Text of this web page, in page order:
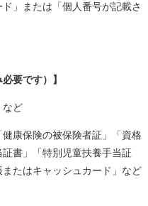
」または「個人番号が記載さ
要です）】
など
康保険の被保険者証」「資格
書」「特別児童扶養手当証
たはキャッシュカード」など